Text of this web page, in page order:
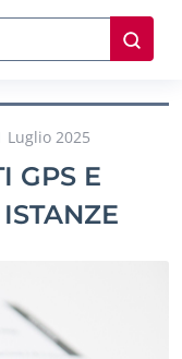
Luglio 2025
GPS E